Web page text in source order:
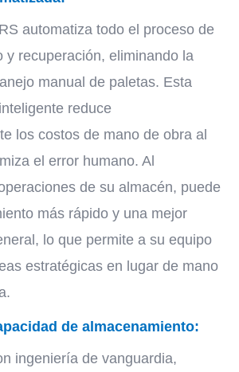
automatiza todo el proceso de
y recuperación, eliminando la
manual de paletas. Esta
reduce
los costos de mano de obra al
el error humano. Al
de su almacén, puede
más rápido y una mejor
lo que permite a su equipo
estratégicas en lugar de mano
de almacenamiento:
ingeniería de vanguardia,